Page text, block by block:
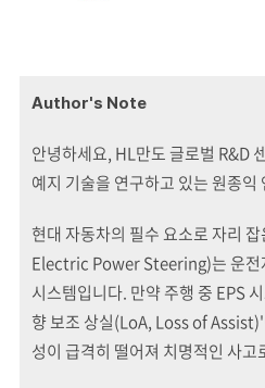
Author's Note
안녕하세요, HL만도 글로벌 R&D
예지 기술을 연구하고 있는 원종익
현대 자동차의 필수 요소로 자리
Electric Power Steering)는 운전
시스템입니다. 만약 주행 중 EPS
향 보조 상실(LoA, Loss of
성이 급격히 떨어져 치명적인 사고